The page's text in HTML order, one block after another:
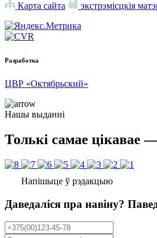
Карта сайта экстрэмісцкія
Разработка
ЦВР «Октябрьский»
Нашы выданні
Толькі самае цікавае
Напішыце ў рэдакцыю
Даведаліся пра навіну?